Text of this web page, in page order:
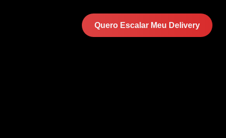
Quero Escalar Meu Delivery